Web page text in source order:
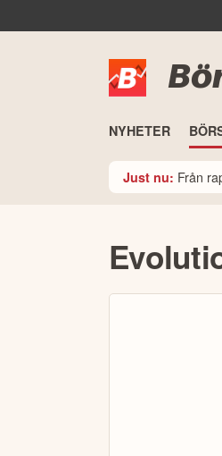
NYHETER
Just nu: Från